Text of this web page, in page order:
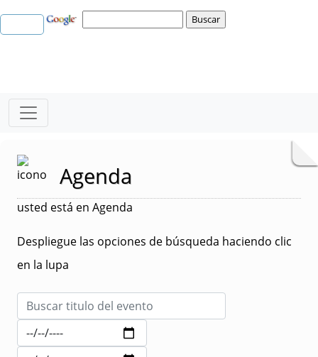
Agenda
usted está en Agenda
Despliegue las opciones de búsqueda haciendo clic
en la lupa